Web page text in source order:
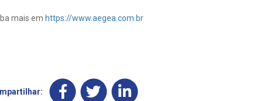
mais em https://www.aegea.com.br